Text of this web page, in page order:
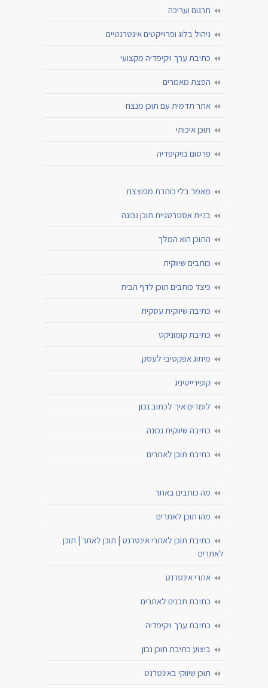
תרגום ועריכה
ניהול בלוג ופרוייקטים אינטרנטיים
כתיבת ערך ויקיפדיה מקצועי
הפצת מאמרים
אתר תדמית עם תוכן מנצח
תוכן איכותי
פרסום בויקיפדיה
מאמר בלי כותרת מפוצצת
בניית אסטרטגיית תוכן נכונה
התוכן הוא המלך
כותבים שיווקית
כיצד כותבים תוכן לדף הבית
כתיבה שיווקית עסקית
כתיבת קומוניקט
מיתוג אפקטיבי לעסק
קופירייטיניג
לומדים איך לכתוב נכון
כתיבה שיווקית נכונה
כתיבת תוכן לאתרים
מה כותבים באתר
מהו תוכן לאתרים
כתיבת תוכן לאתרי אינטרנט | תוכן לאתר | תוכן
לאתרים
אתרי אינטרנט
כתיבת תכנים לאתרים
כתיבת ערך ויקיפדיה
ביצוע כתיבת תוכן נכון
תוכן שיווקי באינטרנט